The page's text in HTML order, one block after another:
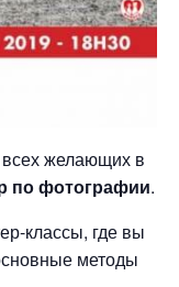
желающих в
по фотографии.
классы, где вы
методы